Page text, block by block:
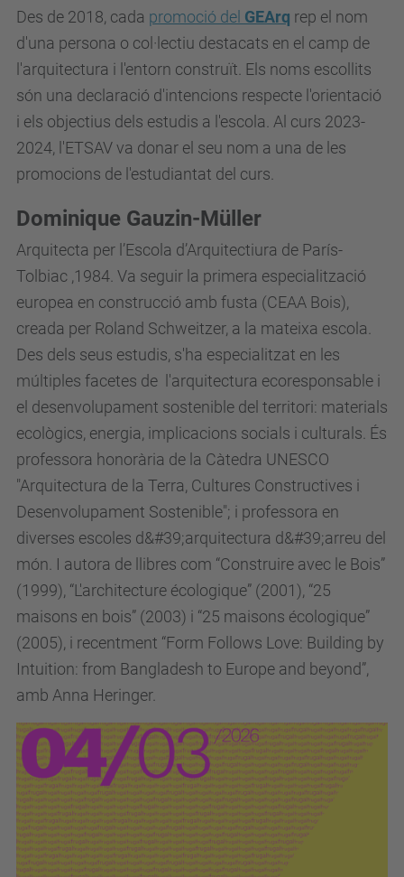
Des de 2018, cada promoció del GEArq rep el nom
d'una persona o col·lectiu destacats en el camp de
l'arquitectura i l'entorn construït. Els noms escollits
són una declaració d'intencions respecte l'orientació
i els objectius dels estudis a l'escola. Al curs 2023-
2024, l'ETSAV va donar el seu nom a una de les
promocions de l'estudiantat del curs.
Dominique Gauzin-Müller
Arquitecta per l’Escola d’Arquitectiura de París-
Tolbiac ,1984. Va seguir la primera especialització
europea en construcció amb fusta (CEAA Bois),
creada per Roland Schweitzer, a la mateixa escola.
Des dels seus estudis, s'ha especialitzat en les
múltiples facetes de l'arquitectura ecoresponsable i
el desenvolupament sostenible del territori: materials
ecològics, energia, implicacions socials i culturals. És
professora honorària de la Càtedra UNESCO
"Arquitectura de la Terra, Cultures Constructives i
Desenvolupament Sostenible"; i professora en
diverses escoles d&#39;arquitectura d&#39;arreu del
món. I autora de llibres com “Construire avec le Bois”
(1999), “L'architecture écologique” (2001), “25
maisons en bois” (2003) i “25 maisons écologique”
(2005), i recentment “Form Follows Love: Building by
Intuition: from Bangladesh to Europe and beyond”,
amb Anna Heringer.